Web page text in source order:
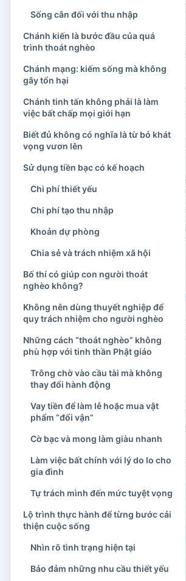
sức ép về tinh thần,
bằng những lời
cần những điều kiện
bước xây dựng cuộc
Phật giáo
Phật không chỉ giảng
sống với gia đình,
siêng năng chân
năng và sử dụng tài
Bởi vậy, thoát nghèo
phát tiền bạc, cũng
hợp giữa chánh kiến,
dựng quan hệ lành
đồng nhất sự giàu có
thiện đời sống vật
Hiểu đúng về
Trong đời sống hiện
những nhu cầu căn
nghề nghiệp, sức
biến cố.
Phật giáo nhìn đời
nguyên nhân đơn lẻ
người cũng vậy. Nó
đồng thời còn chịu
trường lao động và
Sống cân đối với thu nhập
Chánh kiến là bước đầu của quá
trình thoát nghèo
Chánh mạng: kiếm sống mà không
gây tổn hại
Chánh tinh tấn không phải là làm
việc bất chấp mọi giới hạn
Biết đủ không có nghĩa là từ bỏ khát
vọng vươn lên
Sử dụng tiền bạc có kế hoạch
Chi phí thiết yếu
Chi phí tạo thu nhập
Khoản dự phòng
Chia sẻ và trách nhiệm xã hội
Bố thí có giúp con người thoát
nghèo không?
Không nên dùng thuyết nghiệp để
quy trách nhiệm cho người nghèo
Những cách “thoát nghèo” không
phù hợp với tinh thần Phật giáo
Trông chờ vào cầu tài mà không
thay đổi hành động
Vay tiền để làm lễ hoặc mua vật
phẩm “đổi vận”
Cờ bạc và mong làm giàu nhanh
Làm việc bất chính với lý do lo cho
gia đình
Tự trách mình đến mức tuyệt vọng
Lộ trình thực hành để từng bước cải
thiện cuộc sống
Nhìn rõ tình trạng hiện tại
Bảo đảm những nhu cầu thiết yếu